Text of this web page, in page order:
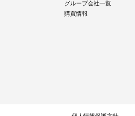
グループ会社一覧
購買情報